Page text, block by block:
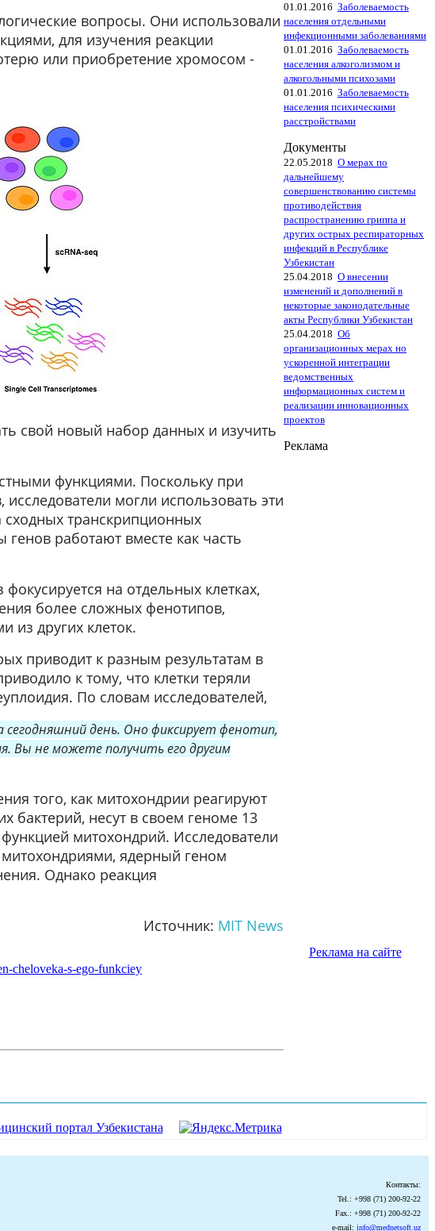
вопросы. Они использовали
для изучения реакции
или приобретение хромосом -
свой новый набор данных и изучить
функциями. Поскольку при
могли использовать эти
сходных транскрипционных
генов работают вместе как часть
на отдельных клетках,
более сложных фенотипов,
из других клеток.
приводит к разным результатам в
к тому, что клетки теряли
По словам исследователей,
сегодняшний день. Оно фиксирует фенотип,
Вы не можете получить его другим
того, как митохондрии реагируют
бактерий, несут в своем геноме 13
митохондрий. Исследователи
ядерный геном
Однако реакция
Источник: MIT News
cheloveka-s-ego-funkciey
01.01.2016 Заболеваемость
населения отдельными
инфекционными заболеваниями
01.01.2016 Заболеваемость
населения алкоголизмом и
алкогольными психозами
01.01.2016 Заболеваемость
населения психическими
расстройствами
Документы
22.05.2018 О мерах по
дальнейшему
совершенствованию системы
противодействия
распространению гриппа и
других острых респираторных
инфекций в Республике
Узбекистан
25.04.2018 О внесении
изменений и дополнений в
некоторые законодательные
акты Республики Узбекистан
25.04.2018 Об
организационных мерах но
ускоренной интеграции
ведомственных
информационных систем и
реализации инновационных
проектов
Реклама
Реклама на сайте
Контакты:
Tel.: +998 (71) 200-92-22
Fax.: +998 (71) 200-92-22
e-mail: info@mednetsoft.uz